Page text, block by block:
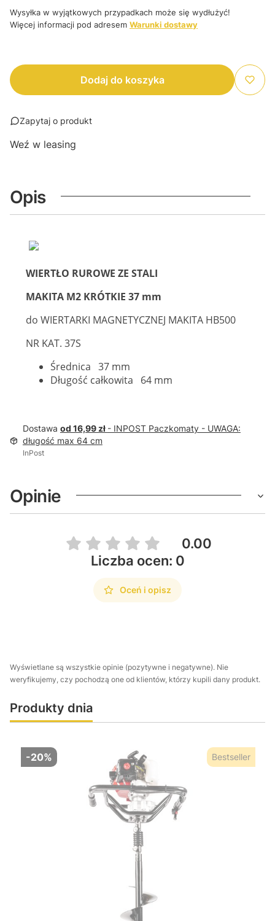
Wysyłka w wyjątkowych przypadkach może się wydłużyć!
Więcej informacji pod adresem Warunki dostawy
Dodaj do koszyka
Zapytaj o produkt
Weź w leasing
Opis
WIERTŁO RUROWE ZE STALI
MAKITA M2 KRÓTKIE 37 mm
do WIERTARKI MAGNETYCZNEJ MAKITA HB500
NR KAT. 37S
Średnica 37 mm
Długość całkowita 64 mm
Dostawa od 16,99 zł - INPOST Paczkomaty - UWAGA:
długość max 64 cm
InPost
Opinie
0.00
Liczba ocen: 0
Oceń i opisz
Wyświetlane są wszystkie opinie (pozytywne i negatywne). Nie
weryfikujemy, czy pochodzą one od klientów, którzy kupili dany produkt.
Produkty dnia
-20% Bestseller